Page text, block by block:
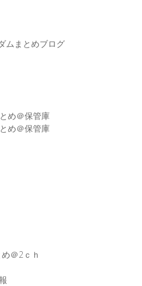
ムまとめブログ
め＠保管庫
め＠保管庫
＠2ｃｈ